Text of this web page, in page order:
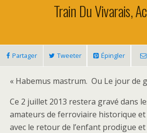
Train Du Vivarais,
Partager Tweeter Épingler
« Habemus mastrum. Ou Le jour de
Ce 2 juillet 2013 restera gravé dans
amateurs de ferroviaire historique et
avec le retour de l’enfant prodigue